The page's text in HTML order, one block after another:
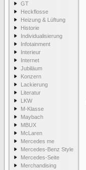
GT
Heckflosse
Heizung & Lüftung
Historie
Individualisierung
Infotainment
Interieur
Internet
Jubiläum
Konzern
Lackierung
Literatur
LKW
M-Klasse
Maybach
MBUX
McLaren
Mercedes me
Mercedes-Benz Style
Mercedes-Seite
Merchandising